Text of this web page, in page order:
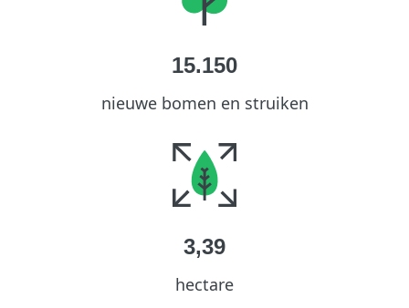
15.150
nieuwe bomen en struiken
3,39
hectare